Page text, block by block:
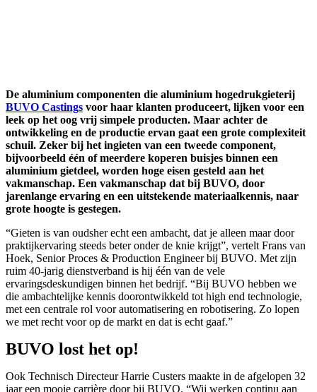
De aluminium componenten die aluminium hogedrukgieterij
BUVO Castings voor haar klanten produceert, lijken voor een
leek op het oog vrij simpele producten. Maar achter de
ontwikkeling en de productie ervan gaat een grote complexiteit
schuil. Zeker bij het ingieten van een tweede component,
bijvoorbeeld één of meerdere koperen buisjes binnen een
aluminium gietdeel, worden hoge eisen gesteld aan het
vakmanschap. Een vakmanschap dat bij BUVO, door
jarenlange ervaring en een uitstekende materiaalkennis, naar
grote hoogte is gestegen.
“Gieten is van oudsher echt een ambacht, dat je alleen maar door
praktijkervaring steeds beter onder de knie krijgt”, vertelt Frans van
Hoek, Senior Proces & Production Engineer bij BUVO. Met zijn
ruim 40-jarig dienstverband is hij één van de vele
ervaringsdeskundigen binnen het bedrijf. “Bij BUVO hebben we
die ambachtelijke kennis doorontwikkeld tot high end technologie,
met een centrale rol voor automatisering en robotisering. Zo lopen
we met recht voor op de markt en dat is echt gaaf.”
BUVO lost het op!
Ook Technisch Directeur Harrie Custers maakte in de afgelopen 32
jaar een mooie carrière door bij BUVO. “Wij werken continu aan